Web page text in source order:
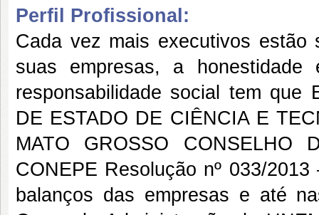
Perfil Profissional:
Cada vez mais executivos estão
suas empresas, a
responsabilidade social tem que
DE ESTADO DE CIÊNCIA E
MATO GROSSO CONSELHO
CONEPE Resolução nº 033/
balanços das empresas e até